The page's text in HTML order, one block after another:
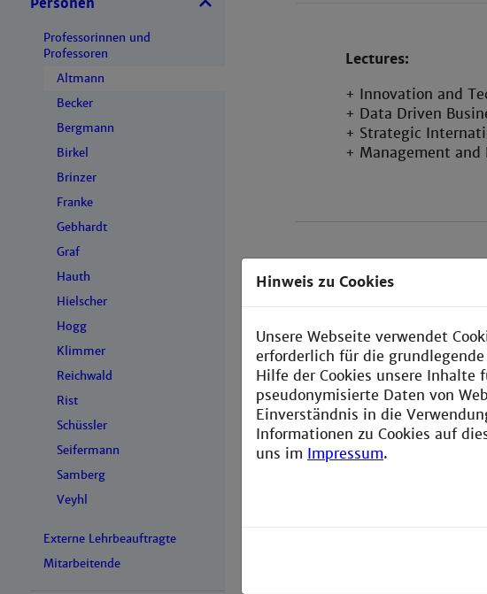
Professorinnen und
Professoren
Altmann
Becker
Bergmann
Birkel
Brinzer
Franke
Gebhardt
Graf
Hauth
Hielscher
Hogg
Klimmer
Reichwald
Rist
Schüssler
Seifermann
Samberg
Veyhl
Externe Lehrbeauftragte
Mitarbeitende
Lectures:
+ Innovation and
+ Data Driven
+ Strategic
+ Management and
Hinweis zu Cookies
Unsere Webseite verwendet
erforderlich für die
Hilfe der Cookies unsere Inhalte
pseudonymisierte Daten von
Einverständnis in die
Informationen zu Cookies auf
uns im Impressum.